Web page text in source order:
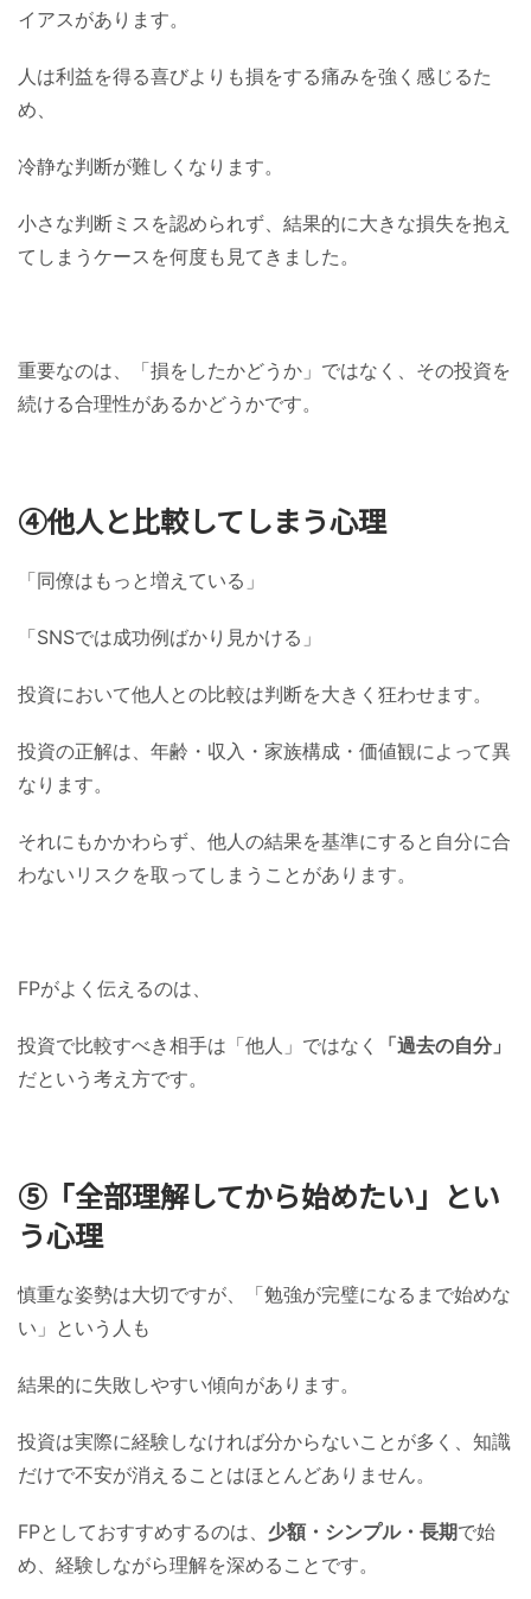
イアスがあります。
人は利益を得る喜びよりも損をする痛みを強く感じるた
め、
冷静な判断が難しくなります。
小さな判断ミスを認められず、結果的に大きな損失を抱え
てしまうケースを何度も見てきました。
重要なのは、「損をしたかどうか」ではなく、その投資を
続ける合理性があるかどうかです。
④他人と比較してしまう心理
「同僚はもっと増えている」
「SNSでは成功例ばかり見かける」
投資において他人との比較は判断を大きく狂わせます。
投資の正解は、年齢・収入・家族構成・価値観によって異
なります。
それにもかかわらず、他人の結果を基準にすると自分に合
わないリスクを取ってしまうことがあります。
FPがよく伝えるのは、
投資で比較すべき相手は「他人」ではなく
「過去の自分」
だという考え方です。
⑤「全部理解してから始めたい」とい
う心理
慎重な姿勢は大切ですが、「勉強が完璧になるまで始めな
い」という人も
結果的に失敗しやすい傾向があります。
投資は実際に経験しなければ分からないことが多く、知識
だけで不安が消えることはほとんどありません。
FPとしておすすめするのは、 少額・シンプル・長期で始
め、経験しながら理解を深めることです。